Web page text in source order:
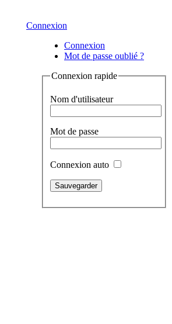
Connexion
Connexion
Mot de passe oublié ?
Connexion rapide
Nom d'utilisateur
Mot de passe
Connexion auto